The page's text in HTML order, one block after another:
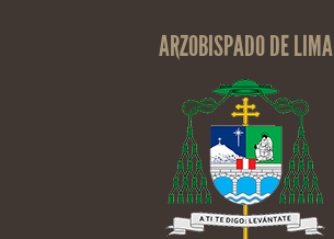
ARZOBISPADO DE LIMA